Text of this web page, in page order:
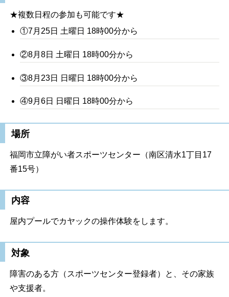
★複数日程の参加も可能です★
①7月25日 土曜日 18時00分から
②8月8日 土曜日 18時00分から
③8月23日 日曜日 18時00分から
④9月6日 日曜日 18時00分から
場所
福岡市立障がい者スポーツセンター（南区清水1丁目17
番15号）
内容
屋内プールでカヤックの操作体験をします。
対象
障害のある方（スポーツセンター登録者）と、その家族
や支援者。